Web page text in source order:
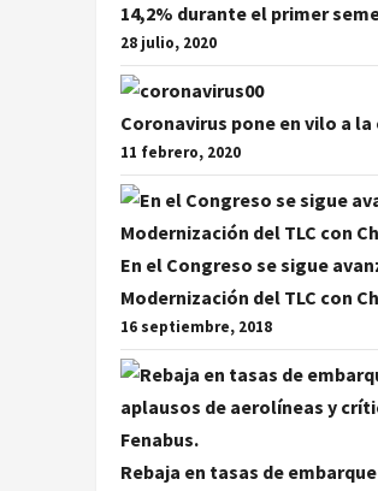
14,2% durante el primer
28 julio, 2020
Coronavirus pone en vilo a
11 febrero, 2020
En el Congreso se sigue
Modernización del TLC con
16 septiembre, 2018
Rebaja en tasas de